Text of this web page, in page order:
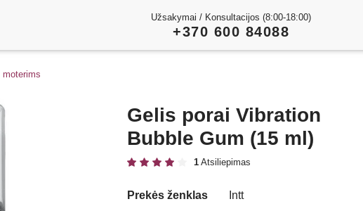
Užsakymai / Konsultacijos (8:00-18:00)
+370 600 84088
Gelis porai Vibration
Bubble Gum (15 ml)
1 Atsiliepimas
Prekės ženklas Intt